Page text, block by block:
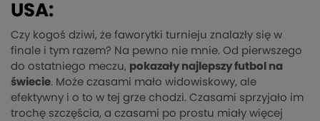
USA:
Czy kogoś dziwi, że faworytki turnieju znalazły się w
finale i tym razem? Na pewno nie mnie. Od pierwszego
do ostatniego meczu, pokazały najlepszy futbol na
świecie. Może czasami mało widowiskowy, ale
efektywny i o to w tej grze chodzi. Czasami sprzyjało im
trochę szczęścia, a czasami po prostu miały więcej